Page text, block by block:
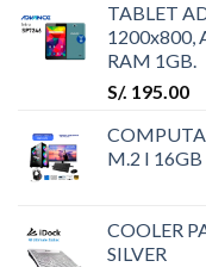
TABLET
1200x800,
RAM 1GB.
S/. 195.00
M.2 I 16GB
COOLER
SILVER